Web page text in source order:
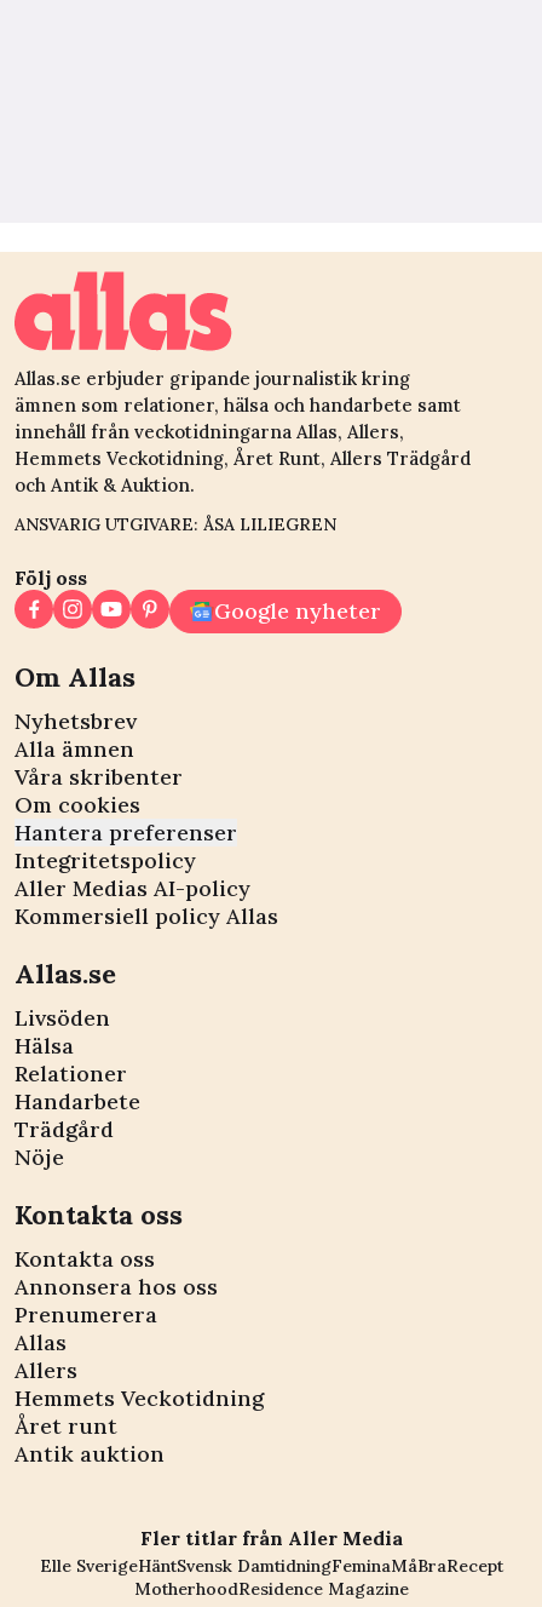
Allas.se erbjuder gripande journalistik kring
ämnen som relationer, hälsa och handarbete samt
innehåll från veckotidningarna Allas, Allers,
Hemmets Veckotidning, Året Runt, Allers Trädgård
och Antik & Auktion.
ANSVARIG UTGIVARE: ÅSA LILIEGREN
Följ oss
Google nyheter
Om Allas
Nyhetsbrev
Alla ämnen
Våra skribenter
Om cookies
Hantera preferenser
Integritetspolicy
Aller Medias AI-policy
Kommersiell policy Allas
Allas.se
Livsöden
Hälsa
Relationer
Handarbete
Trädgård
Nöje
Kontakta oss
Kontakta oss
Annonsera hos oss
Prenumerera
Allas
Allers
Hemmets Veckotidning
Året runt
Antik auktion
Fler titlar från Aller Media
Elle SverigeHäntSvensk DamtidningFeminaMåBraRecept
MotherhoodResidence Magazine